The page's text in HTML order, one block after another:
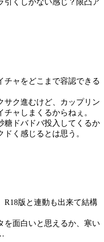
チャをどこまで容認できる
サク進むけど、カップリン
ャしまくるからねぇ。
糖ドバドバ投入してくるか
く感じるとは思う。
R18版と連動も出来て結構
を面白いと思えるか、寒い